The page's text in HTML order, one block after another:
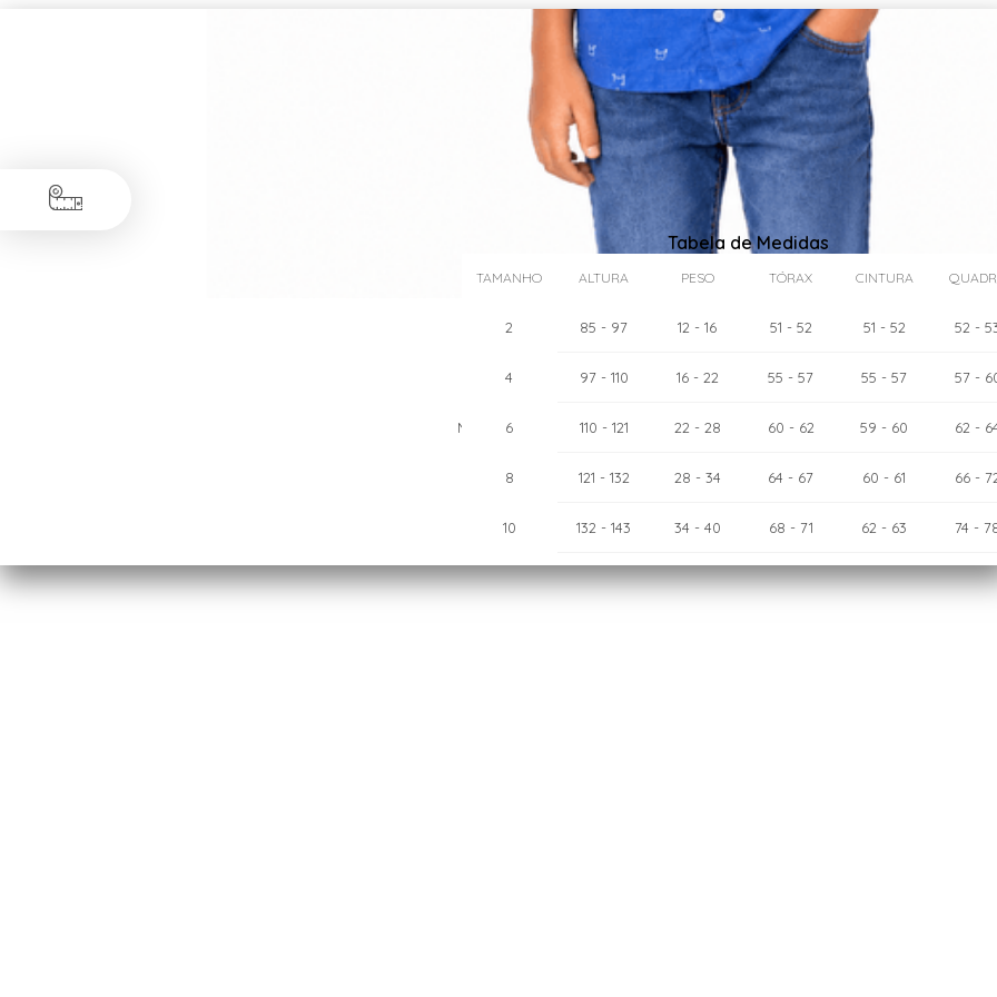
Tabela de Medidas
TAMANHO ALTURA PESO TÓRAX CINTURA
2 85 - 97 12 - 16 51 - 52 51 - 52 52 -
4 97- 110 16- 22 55 - 57 55 - 57 57-
6 110 - 121 22 - 28 60 - 62 59 - 60 62 -
8 121 - 132 28 - 34 64 - 67 60 - 61 66 -
10 132 - 143 34 - 40 68 - 71 62 - 63 74 -
12 143- 154 40- 46 71- 75 63- 65 78-
Medidas: